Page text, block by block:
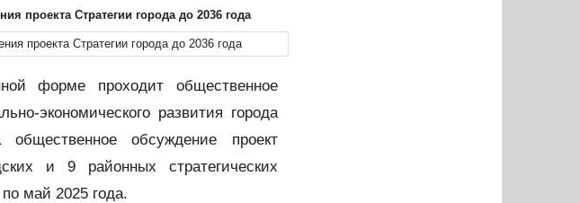
проекта Стратегии города до 2036 года
форме проходит общественное
экономического развития города
обсуждение проект
и 9 районных стратегических
май 2025 года.